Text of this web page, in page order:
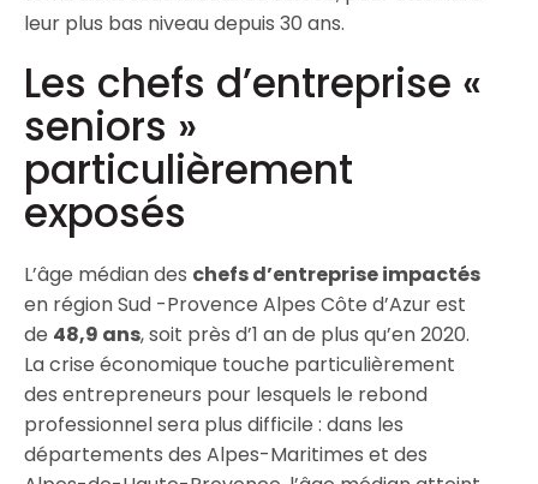
leur plus bas niveau depuis 30 ans.
Les chefs d’entreprise «
seniors »
particulièrement
exposés
L’âge médian des chefs d’entreprise impactés
en région Sud -Provence Alpes Côte d’Azur est
de 48,9 ans, soit près d’1 an de plus qu’en 2020.
La crise économique touche particulièrement
des entrepreneurs pour lesquels le rebond
professionnel sera plus difficile : dans les
départements des Alpes-Maritimes et des